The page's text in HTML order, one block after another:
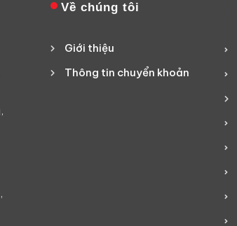
Về chúng tôi
Giới thiệu
Thông tin chuyển khoản